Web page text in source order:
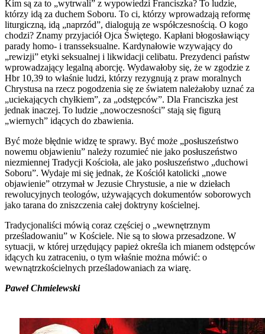
Kim są za to „wytrwali” z wypowiedzi Franciszka? To ludzie,
którzy idą za duchem Soboru. To ci, którzy wprowadzają reformę
liturgiczną, idą „naprzód”, dialogują ze współczesnością. O kogo
chodzi? Znamy przyjaciół Ojca Świętego. Kapłani błogosławiący
parady homo- i transseksualne. Kardynałowie wzywający do
„rewizji” etyki seksualnej i likwidacji celibatu. Prezydenci państw
wprowadzający legalną aborcję. Wydawałoby się, że w zgodzie z
Hbr 10,39 to właśnie ludzi, którzy rezygnują z praw moralnych
Chrystusa na rzecz pogodzenia się ze światem należałoby uznać za
„uciekających chyłkiem”, za „odstępców”. Dla Franciszka jest
jednak inaczej. To ludzie „nowoczesności” stają się figurą
„wiernych” idących do zbawienia.
Być może błędnie widzę te sprawy. Być może „posłuszeństwo
nowemu objawieniu” należy rozumieć nie jako posłuszeństwo
niezmiennej Tradycji Kościoła, ale jako posłuszeństwo „duchowi
Soboru”. Wydaje mi się jednak, że Kościół katolicki „nowe
objawienie” otrzymał w Jezusie Chrystusie, a nie w dziełach
rewolucyjnych teologów, używających dokumentów soborowych
jako tarana do zniszczenia całej doktryny kościelnej.
Tradycjonaliści mówią coraz częściej o „wewnętrznym
prześladowaniu” w Kościele. Nie są to słowa przesadzone. W
sytuacji, w której urzędujący papież określa ich mianem odstępców
idących ku zatraceniu, o tym właśnie można mówić: o
wewnątrzkościelnych prześladowaniach za wiarę.
Paweł Chmielewski